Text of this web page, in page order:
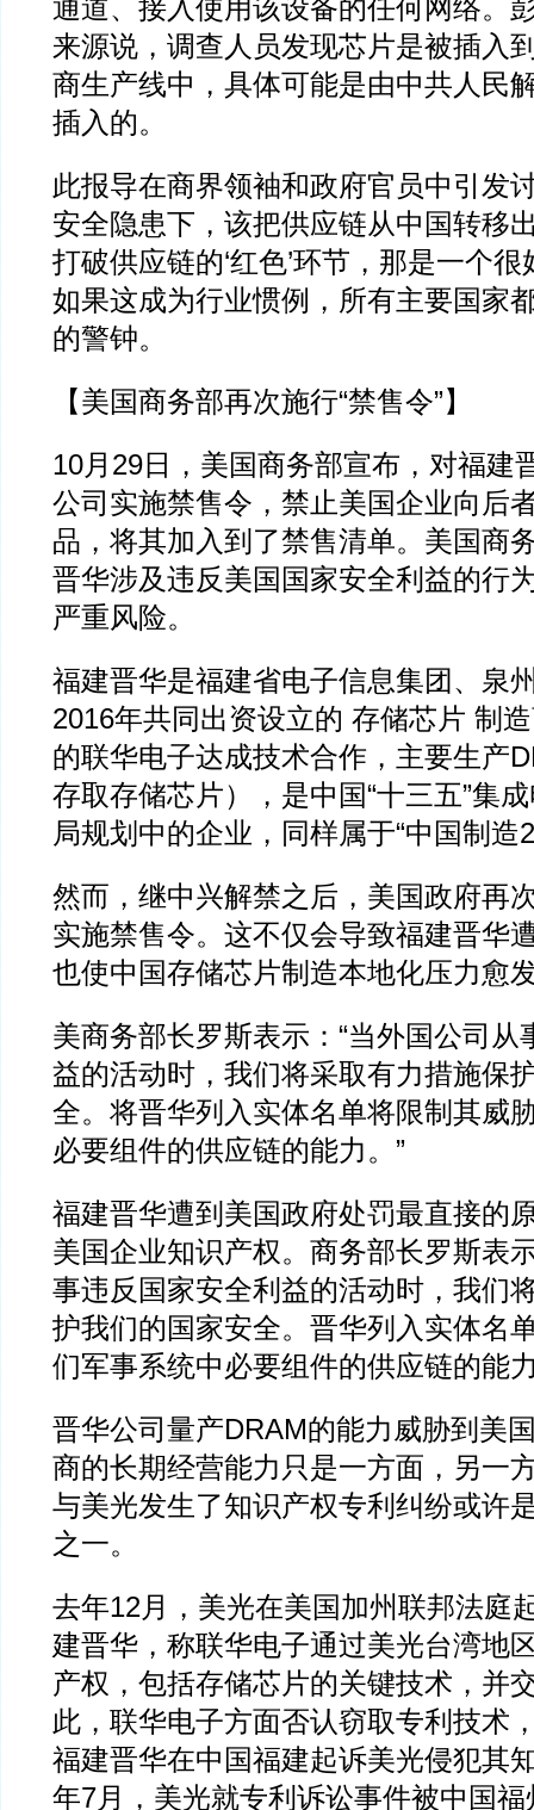
通道、接入使用该设备的任何网络。
来源说，调查人员发现芯片是被插入
商生产线中，具体可能是由中共人民
插入的。
此报导在商界领袖和政府官员中引发
安全隐患下，该把供应链从中国转移
打破供应链的‘红色’环节，那是一个
如果这成为行业惯例，所有主要国家
的警钟。
【美国商务部再次施行“禁售令”】
10月29日，美国商务部宣布，对福建
公司实施禁售令，禁止美国企业向后
品，将其加入到了禁售清单。美国商
晋华涉及违反美国国家安全利益的行
严重风险。
福建晋华是福建省电子信息集团、泉
2016年共同出资设立的 存储芯片 制
的联华电子达成技术合作，主要生产
存取存储芯片），是中国“十三五”集
局规划中的企业，同样属于“中国制造
然而，继中兴解禁之后，美国政府再
实施禁售令。这不仅会导致福建晋华
也使中国存储芯片制造本地化压力愈
美商务部长罗斯表示：“当外国公司从
益的活动时，我们将采取有力措施保
全。将晋华列入实体名单将限制其威
必要组件的供应链的能力。”
福建晋华遭到美国政府处罚最直接的
美国企业知识产权。商务部长罗斯表
事违反国家安全利益的活动时，我们
护我们的国家安全。晋华列入实体名
们军事系统中必要组件的供应链的能
晋华公司量产DRAM的能力威胁到美
商的长期经营能力只是一方面，另一
与美光发生了知识产权专利纠纷或许
之一。
去年12月，美光在美国加州联邦法庭
建晋华，称联华电子通过美光台湾地
产权，包括存储芯片的关键技术，并
此，联华电子方面否认窃取专利技术
福建晋华在中国福建起诉美光侵犯其
年7月，美光就专利诉讼事件被中国